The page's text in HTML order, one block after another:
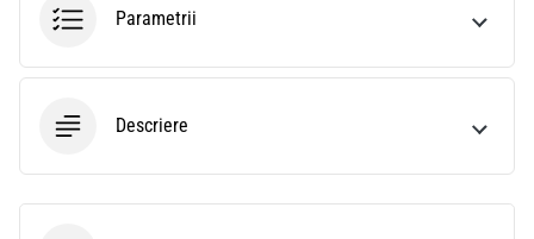
Parametrii
Descriere